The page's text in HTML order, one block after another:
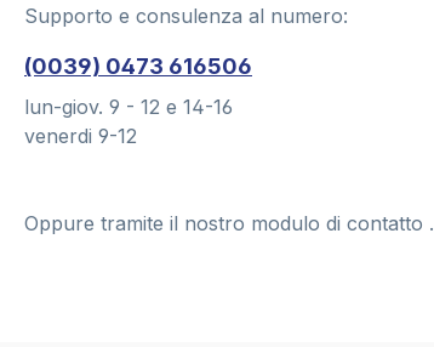
Supporto e consulenza al numero:
(0039) 0473 616506
lun-giov. 9 - 12 e 14-16
venerdi 9-12
Oppure tramite il nostro modulo di contatto .